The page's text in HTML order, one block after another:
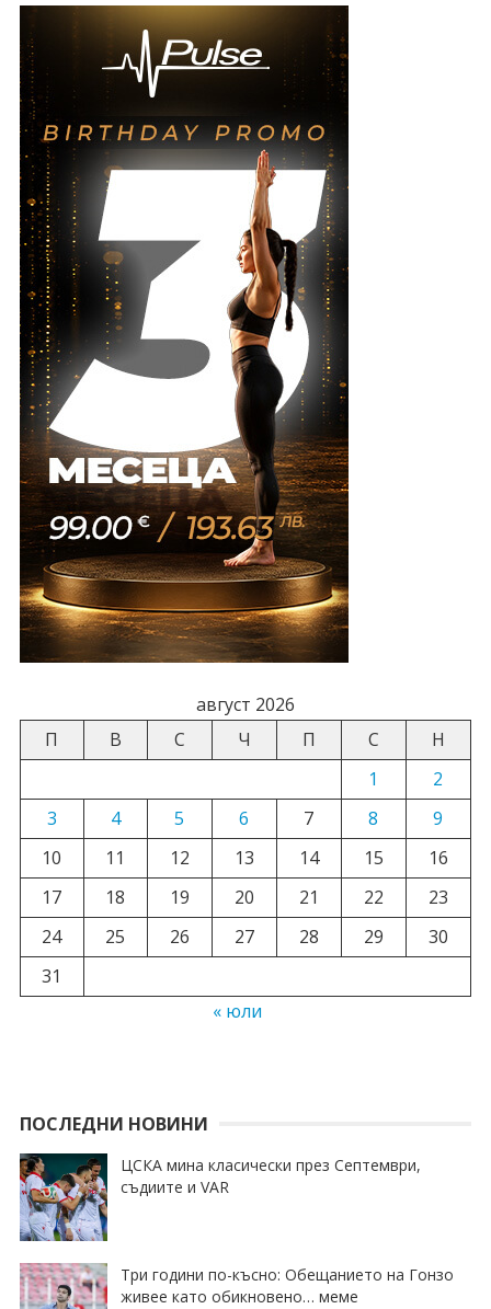
август 2026
П
В С Ч П С
Н
1
2
3
4 5 6 7 8
9
10
11 12 13 14 15
16
17
18 19 20 21 22
23
24
25 26 27 28 29
30
31
« юли
ПОСЛЕДНИ НОВИНИ
ЦСКА мина класически през Септември,
съдиите и VAR
Три години по-късно: Обещанието на Гонзо
живее като обикновено… меме